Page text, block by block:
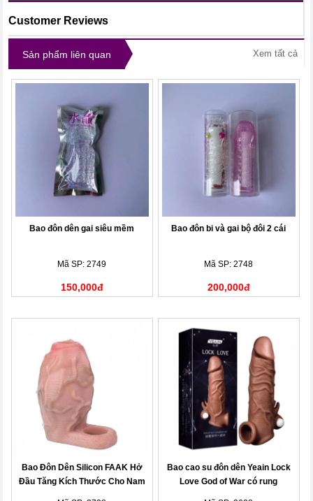
Customer Reviews
Sản phẩm liên quan Xem tất cả
Bao đôn dên gai siêu mềm
Mã SP: 2749
150,000đ
Bao đôn bi và gai bộ đôi 2 cái
Mã SP: 2748
200,000đ
Bao Đôn Dên Silicon FAAK Hở
Đầu Tăng Kích Thước Cho Nam
Bao cao su đôn dên Yeain Lock
Love God of War có rung